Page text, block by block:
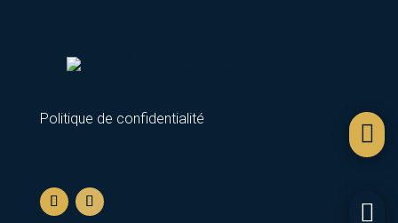


Politique de confidentialité